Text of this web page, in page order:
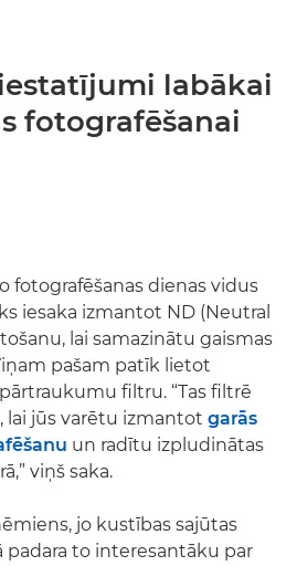
labākai
fotografēšanai
fotografēšanas dienas vidus
iesaka izmantot ND (Neutral
lai samazinātu gaismas
pašam patīk lietot
filtru. “Tas filtrē
lai jūs varētu izmantot garās
un radītu izpludinātas
viņš saka.
jo kustības sajūtas
padara to interesantāku par